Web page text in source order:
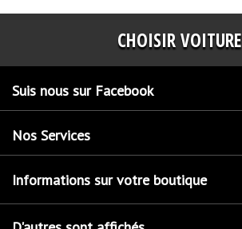
CHOISIR VOITURE
Suis nous sur Facebook
Nos Services
Informations sur votre boutique